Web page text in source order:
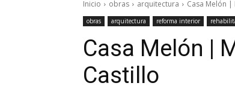
Inicio obras arquitectura Casa Melón |
obras arquitectura reforma interior
Casa Melón |
Castillo